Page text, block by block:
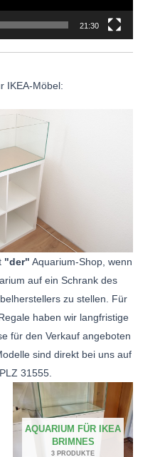
21:30
IKEA-Möbel:
"der" Aquarium-Shop, wenn
auf ein Schrank des
zu stellen. Für
haben wir langfristige
für den Verkauf angeboten
sind direkt bei uns auf
31555.
AQUARIUM FÜR IKEA
BRIMNES
3 PRODUKTE